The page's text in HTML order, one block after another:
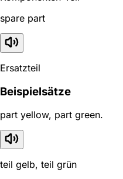
spare part
Ersatzteil
Beispielsätze
part yellow, part green.
teil gelb, teil grün